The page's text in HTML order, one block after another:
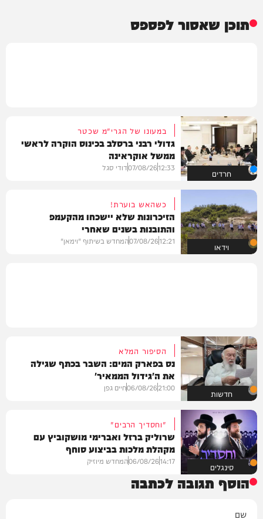
תוכן שאסור לפספס
חרדים
במעונו של הגרי"מ שכטר
גדולי רבני ברסלב בכינוס הוקרה לראשי
ממשל אוקראינה
12:33
07/08/26דודי סגל
וידאו
כשהאש בוערת!
הזיכרונות שלא יישכחו מהקעמפ
והתובנות בשנים שאחרי
12:21
07/08/26המחדש בשיתוף "וימאן"
חדשות
הסיפור המלא
נס בפארק המים: השבר בכתף שגילה
את ה'גידול הממאיר'
21:00
06/08/26חיים גפן
סינגלים
"וחסדיך הרבים"
שרוליק ברזל ואברימי מושקוביץ עם
מקהלת מלכות בביצוע סוחף
14:17
06/08/26המחדש מיוזיק
הוסף תגובה לכתבה